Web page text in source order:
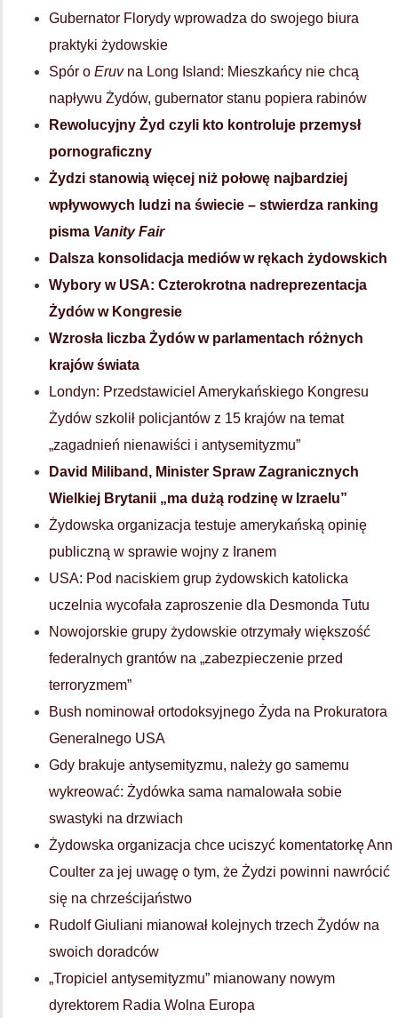
Gubernator Florydy wprowadza do swojego biura
praktyki żydowskie
Spór o Eruvna Long Island: Mieszkańcy nie chcą
napływu Żydów, gubernator stanu popiera rabinów
Rewolucyjny Żyd czyli kto kontroluje przemysł
pornograficzny
Żydzi stanowią więcej niż połowę najbardziej
wpływowych ludzi na świecie – stwierdza ranking
pisma Vanity Fair
Dalsza konsolidacja mediów w rękach żydowskich
Wybory w USA: Czterokrotna nadreprezentacja
Żydów w Kongresie
Wzrosła liczba Żydów w parlamentach różnych
krajów świata
Londyn: Przedstawiciel Amerykańskiego Kongresu
Żydów szkolił policjantów z 15 krajów na temat
„zagadnień nienawiści i antysemityzmu”
David Miliband, Minister Spraw Zagranicznych
Wielkiej Brytanii „ma dużą rodzinę w Izraelu”
Żydowska organizacja testuje amerykańską opinię
publiczną w sprawie wojny z Iranem
USA: Pod naciskiem grup żydowskich katolicka
uczelnia wycofała zaproszenie dla Desmonda Tutu
Nowojorskie grupy żydowskie otrzymały większość
federalnych grantów na „zabezpieczenie przed
terroryzmem”
Bush nominował ortodoksyjnego Żyda na Prokuratora
Generalnego USA
Gdy brakuje antysemityzmu, należy go samemu
wykreować: Żydówka sama namalowała sobie
swastyki na drzwiach
Żydowska organizacja chce uciszyć komentatorkę Ann
Coulter za jej uwagę o tym, że Żydzi powinni nawrócić
się na chrześcijaństwo
Rudolf Giuliani mianował kolejnych trzech Żydów na
swoich doradców
„Tropiciel antysemityzmu” mianowany nowym
dyrektorem Radia Wolna Europa